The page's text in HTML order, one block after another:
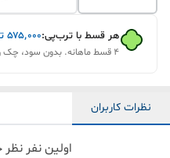
هر قسط با ترب‌پی:۵۷۵٬۰۰۰
۴ قسط ماهانه. بدون سود، چک و ضامن.
نظرات کاربران
اولین نفر